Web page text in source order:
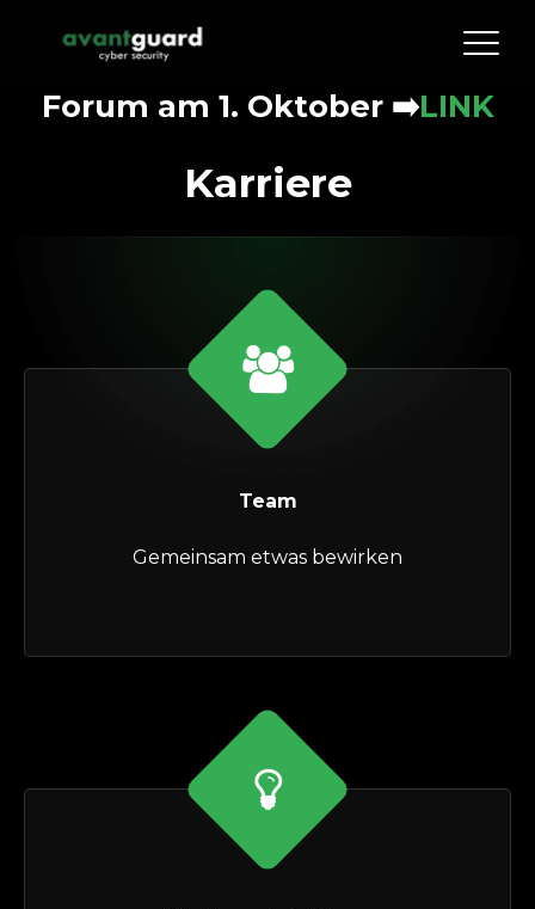
Forum am 1. Oktober➡️LINK
Karriere
Team
Gemeinsam etwas bewirken